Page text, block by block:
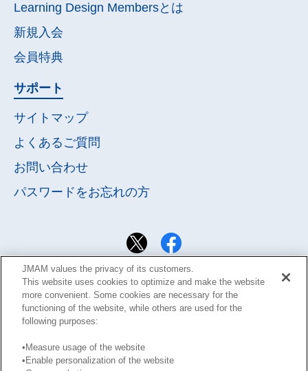
Learning Design Membersとは
新規入会
会員特典
サポート
サイトマップ
よくあるご質問
お問い合わせ
パスワードをお忘れの方
JMAM values the privacy of its customers.
This website uses cookies to optimize and make the website
more convenient. Some cookies are necessary for the
functioning of the website, while others are used for the
following purposes:
•Measure usage of the website
•Enable personalization of the website